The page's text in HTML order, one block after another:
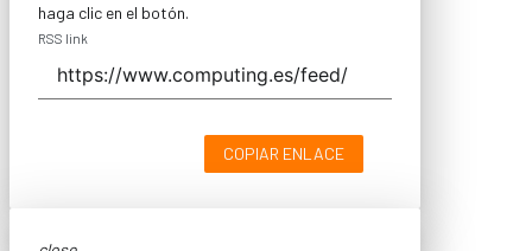
haga clic en el botón.
RSS link
COPIAR ENLACE